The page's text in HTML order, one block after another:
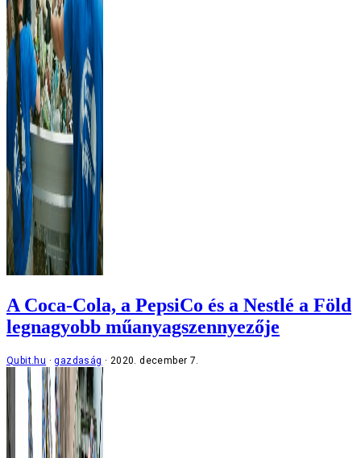
A Coca-Cola, a PepsiCo és a Nestlé a Föld
legnagyobb műanyagszennyezője
Qubit.hu gazdaság 2020. december 7.